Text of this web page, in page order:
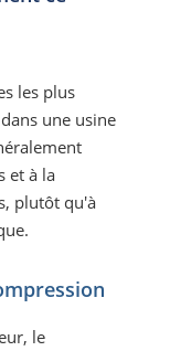
les plus
une usine
et à la
plutôt qu'à
le